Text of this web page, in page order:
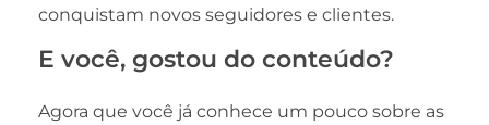
conquistam novos seguidores e clientes.
E você, gostou do conteúdo?
Agora que você já conhece um pouco sobre as